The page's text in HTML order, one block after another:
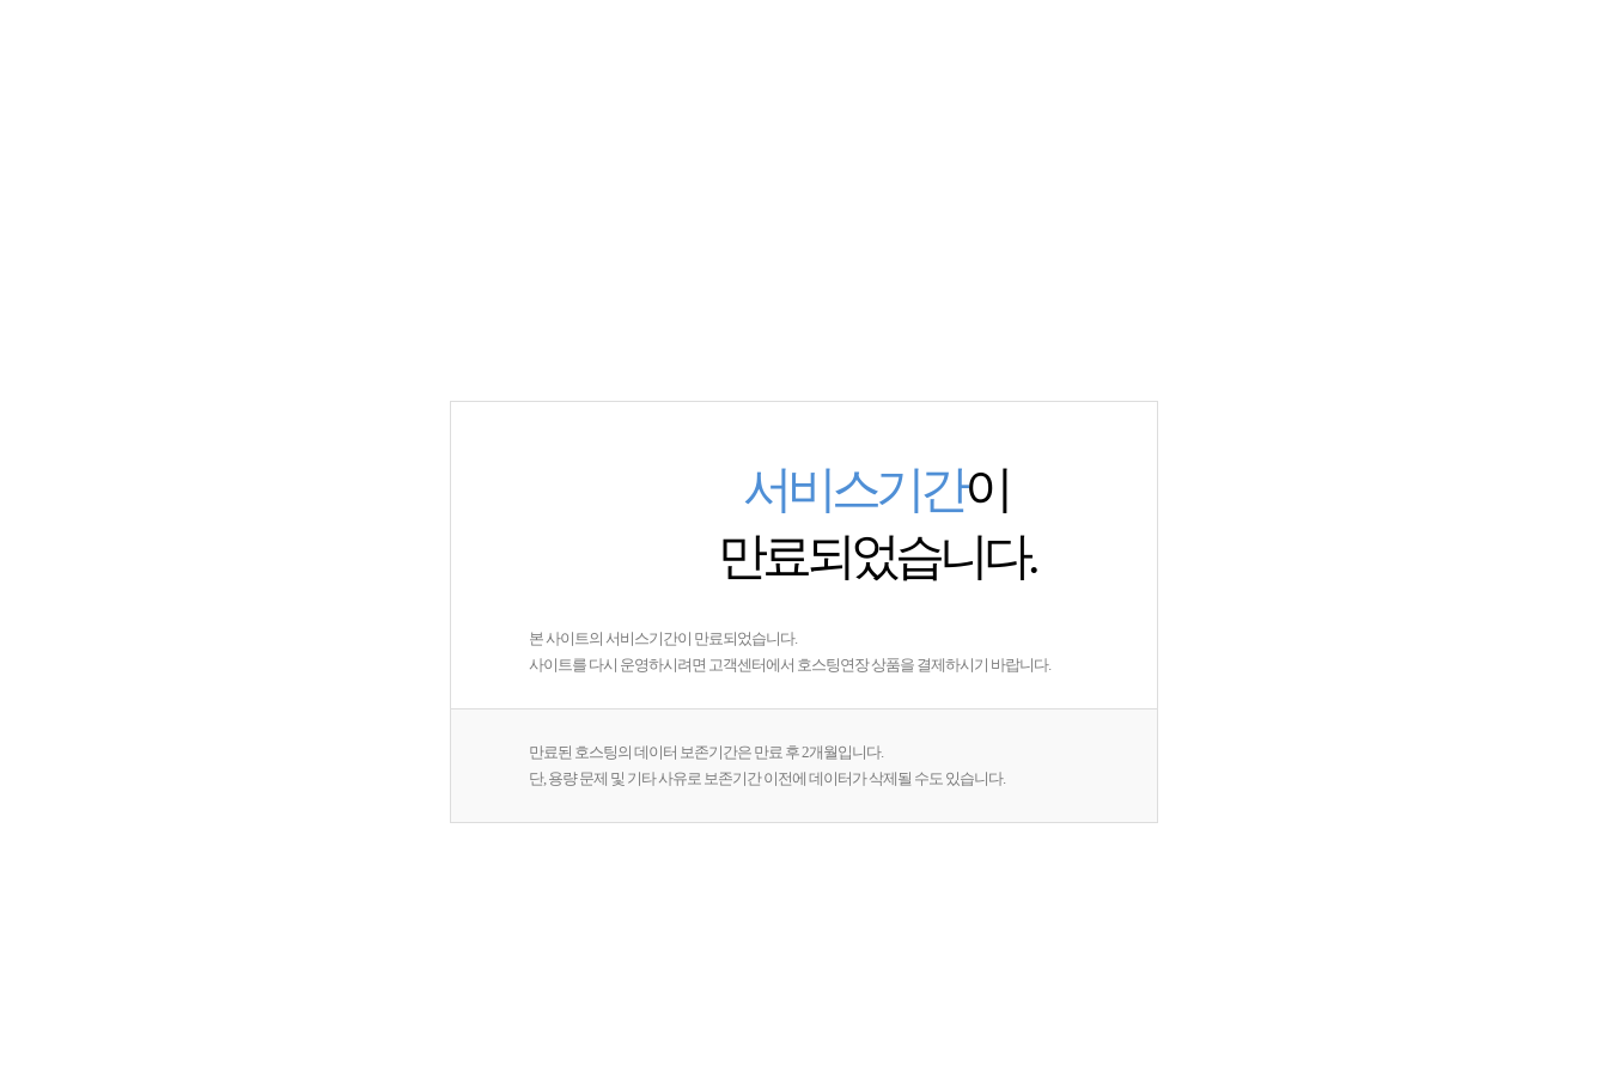
서비스기간이
만료되었습니다.
본 사이트의 서비스기간이 만료되었습니다.
사이트를 다시 운영하시려면 고객센터에서 호스팅연장 상품을 결제하시기 바랍니다.
만료된 호스팅의 데이터 보존기간은 만료 후 2개월입니다.
단, 용량 문제 및 기타 사유로 보존기간 이전에 데이터가 삭제될 수도 있습니다.